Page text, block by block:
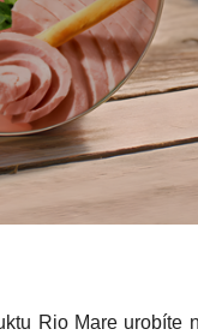
Rio Mare